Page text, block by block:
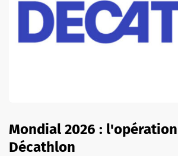
Mondial 2026 :
Décathlon